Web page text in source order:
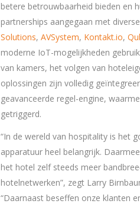
betere betrouwbaarheid bieden en
partnerships aangegaan met
Solutions, AVSystem, Kontakt.io,
moderne IoT-mogelijkheden
van kamers, het volgen van
oplossingen zijn volledig
geavanceerde regel-engine,
getriggerd.
“In de wereld van hospitality is het
apparatuur heel belangrijk.
het hotel zelf steeds meer
hotelnetwerken”, zegt Larry
“Daarnaast beseffen onze klanten